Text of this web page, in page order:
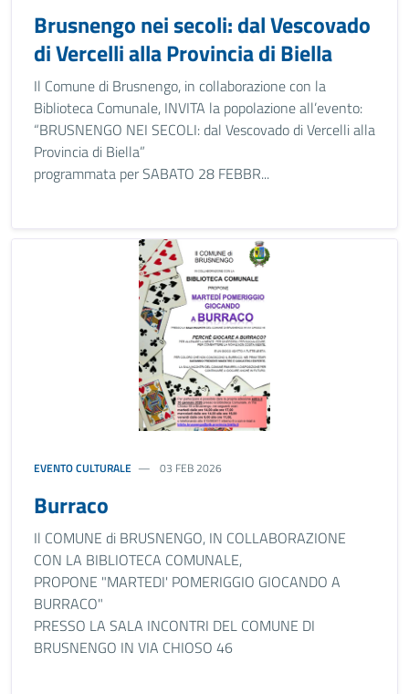
Brusnengo nei secoli: dal Vescovado
di Vercelli alla Provincia di Biella
Il Comune di Brusnengo, in collaborazione con la
Biblioteca Comunale, INVITA la popolazione all’evento:
“BRUSNENGO NEI SECOLI: dal Vescovado di Vercelli alla
Provincia di Biella”
programmata per SABATO 28 FEBBR...
EVENTO CULTURALE 03 FEB 2026
Burraco
Il COMUNE di BRUSNENGO, IN COLLABORAZIONE
CON LA BIBLIOTECA COMUNALE,
PROPONE "MARTEDI' POMERIGGIO GIOCANDO A
BURRACO"
PRESSO LA SALA INCONTRI DEL COMUNE DI
BRUSNENGO IN VIA CHIOSO 46